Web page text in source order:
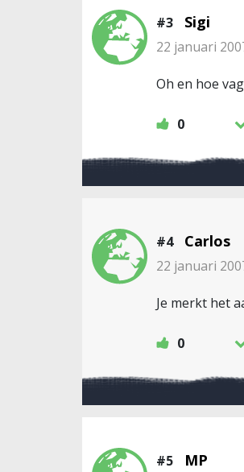
#3 Sigi
22 januari
Oh en hoe
0
#4 Carlos
22 januari
Je merkt het
0
#5 MP